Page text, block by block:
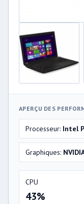
APERÇU DES
Processeur: Intel
Graphiques:
CPU
43%